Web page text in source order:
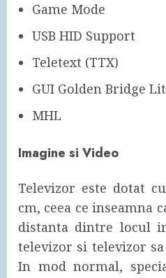
Game Mode
USB HID Support
Teletext (TTX)
GUI Golden Bridge
MHL
Imagine si Video
Televizor este dotat
cm, ceea ce inseamna
distanta dintre locul
televizor si televizor
In mod normal,